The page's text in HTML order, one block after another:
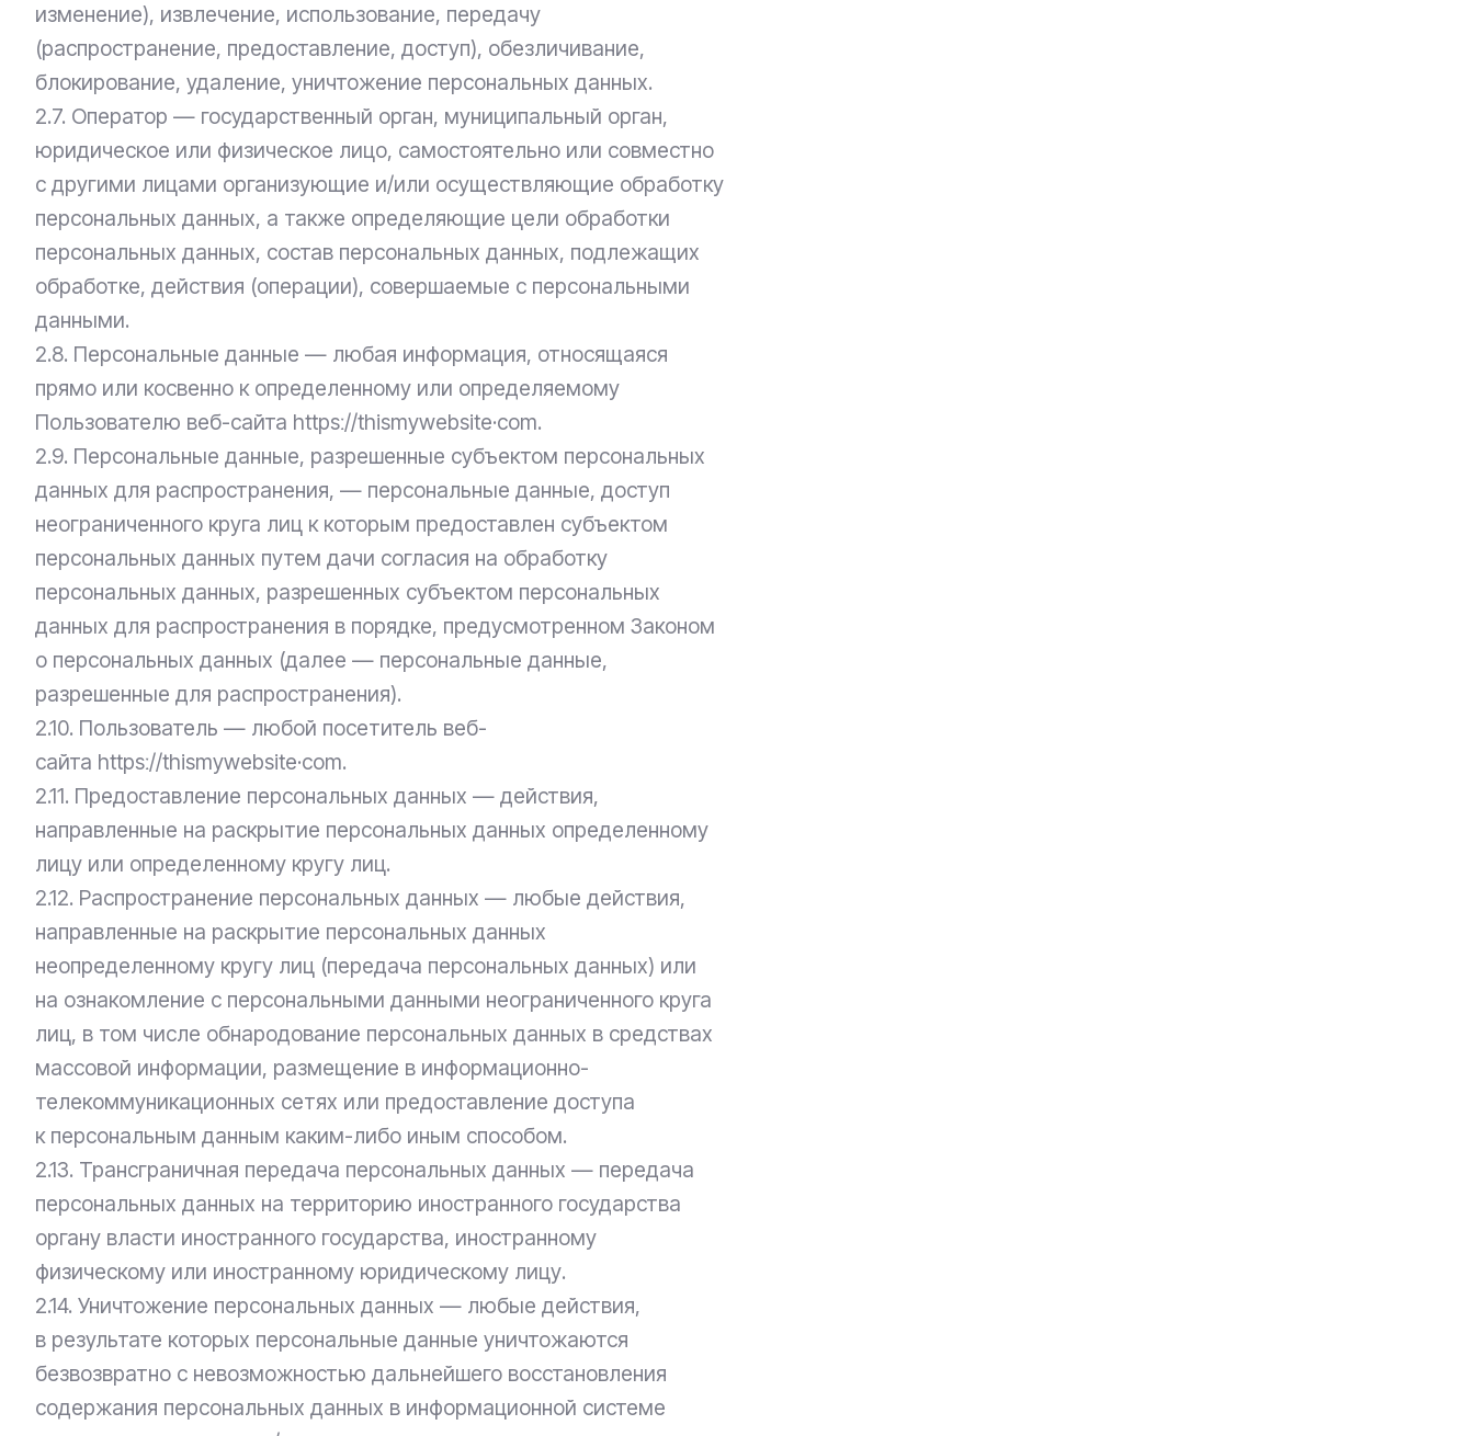
изменение), извлечение, использование, передачу
(распространение, предоставление, доступ), обезличивание,
блокирование, удаление, уничтожение персональных данных.
2.7. Оператор — государственный орган, муниципальный орган,
юридическое или физическое лицо, самостоятельно или совместно
с другими лицами организующие и/или осуществляющие обработку
персональных данных, а также определяющие цели обработки
персональных данных, состав персональных данных, подлежащих
обработке, действия (операции), совершаемые с персональными
данными.
2.8. Персональные данные — любая информация, относящаяся
прямо или косвенно к определенному или определяемому
Пользователю веб-сайта httpsː//thismywebsite·com.
2.9. Персональные данные, разрешенные субъектом персональных
данных для распространения, — персональные данные, доступ
неограниченного круга лиц к которым предоставлен субъектом
персональных данных путем дачи согласия на обработку
персональных данных, разрешенных субъектом персональных
данных для распространения в порядке, предусмотренном Законом
о персональных данных (далее — персональные данные,
разрешенные для распространения).
2.10. Пользователь — любой посетитель веб-
сайта httpsː//thismywebsite·com.
2.11. Предоставление персональных данных — действия,
направленные на раскрытие персональных данных определенному
лицу или определенному кругу лиц.
2.12. Распространение персональных данных — любые действия,
направленные на раскрытие персональных данных
неопределенному кругу лиц (передача персональных данных) или
на ознакомление с персональными данными неограниченного круга
лиц, в том числе обнародование персональных данных в средствах
массовой информации, размещение в информационно-
телекоммуникационных сетях или предоставление доступа
к персональным данным каким-либо иным способом.
2.13. Трансграничная передача персональных данных — передача
персональных данных на территорию иностранного государства
органу власти иностранного государства, иностранному
физическому или иностранному юридическому лицу.
2.14. Уничтожение персональных данных — любые действия,
в результате которых персональные данные уничтожаются
безвозвратно с невозможностью дальнейшего восстановления
содержания персональных данных в информационной системе